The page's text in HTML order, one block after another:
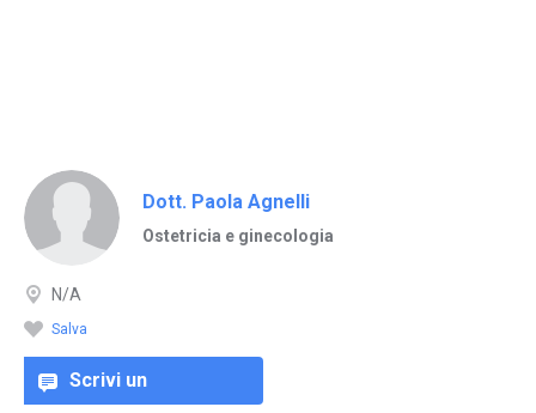
Dott. Paola Agnelli
Ostetricia e ginecologia
N/A
Salva
Scrivi un